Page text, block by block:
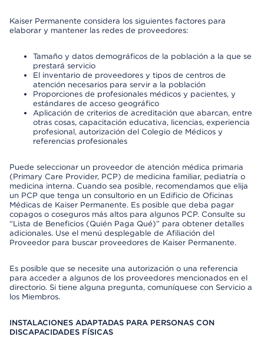
Kaiser Permanente considera los siguientes factores para
elaborar y mantener las redes de proveedores:
Tamaño y datos demográficos de la población a la que se
prestará servicio
El inventario de proveedores y tipos de centros de
atención necesarios para servir a la población
Proporciones de profesionales médicos y pacientes, y
estándares de acceso geográfico
Aplicación de criterios de acreditación que abarcan, entre
otras cosas, capacitación educativa, licencias, experiencia
profesional, autorización del Colegio de Médicos y
referencias profesionales
Puede seleccionar un proveedor de atención médica primaria
(Primary Care Provider, PCP) de medicina familiar, pediatría o
medicina interna. Cuando sea posible, recomendamos que elija
un PCP que tenga un consultorio en un Edificio de Oficinas
Médicas de Kaiser Permanente. Es posible que deba pagar
copagos o coseguros más altos para algunos PCP. Consulte su
“Lista de Beneficios (Quién Paga Qué)” para obtener detalles
adicionales. Use el menú desplegable de Afiliación del
Proveedor para buscar proveedores de Kaiser Permanente.
Es posible que se necesite una autorización o una referencia
para acceder a algunos de los proveedores mencionados en el
directorio. Si tiene alguna pregunta, comuníquese con Servicio a
los Miembros.
INSTALACIONES ADAPTADAS PARA PERSONAS CON
DISCAPACIDADES FÍSICAS